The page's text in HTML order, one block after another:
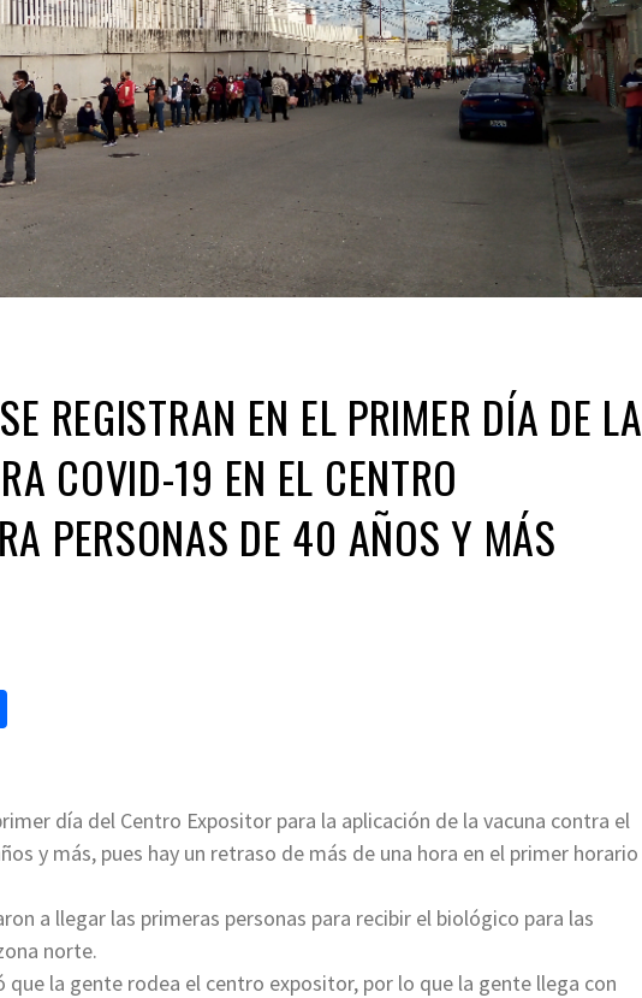
REGISTRAN EN EL PRIMER DÍA DE LA
COVID-19 EN EL CENTRO
PERSONAS DE 40 AÑOS Y MÁS
día del Centro Expositor para la aplicación de la vacuna contra el
y más, pues hay un retraso de más de una hora en el primer horario
a llegar las primeras personas para recibir el biológico para las
norte.
que la gente rodea el centro expositor, por lo que la gente llega con